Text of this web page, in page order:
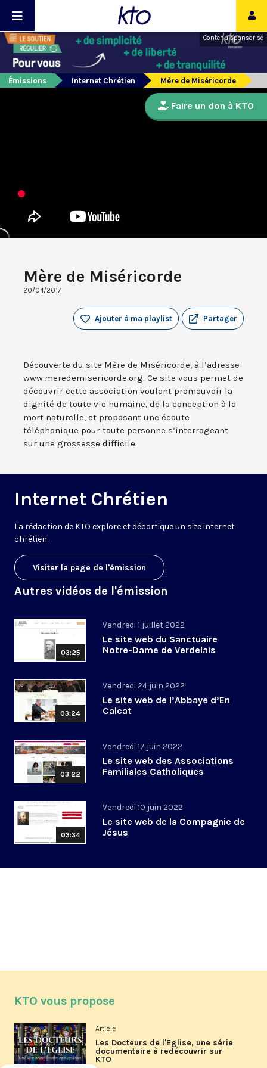
Contenu sponsorisé
Émissions Internet Chrétien Mère de Miséricorde
Mère de Miséricorde
20/04/2017
Partager
Ajouter à ma playlist
Découverte du site Mère de Miséricorde, à l’adresse
www.meredemisericorde.org. Ce site vous permet de
découvrir cette association voulant promouvoir la
dignité de toute vie humaine, de la conception à la
mort naturelle, et proposant une écoute
téléphonique pour toute personne s’interrogeant
sur une grossesse difficile.
Internet Chrétien
La rédaction de KTO explore et décortique un site internet
chrétien.
Visiter la page de l'émission
Autres vidéos de l'émission
03:25
Vendredi 1 juillet 2022
Le site web du Sanctuaire
Notre-Dame de Verdelais
03:24
Vendredi 24 juin 2022
Le site web de l’Abbaye d’En
Calcat
03:22
Vendredi 17 juin 2022
Le site web des Associations
Familiales Catholiques
03:34
Vendredi 10 juin 2022
Le site web de la Compagnie de
Jésus
Faire un don à KTO
KTO vous propose
Article
Les Docteurs de l'Église, une série
documentaire à redécouvrir sur
KTO